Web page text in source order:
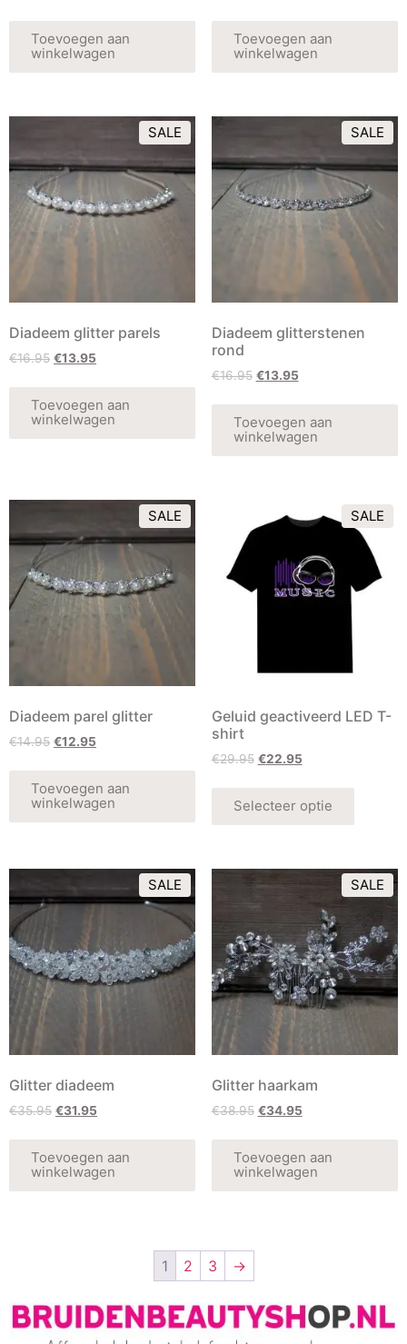
Toevoegen aan
winkelwagen
Toevoegen aan
winkelwagen
SALE
Diadeem glitter parels
€16.95 €13.95
Toevoegen aan
winkelwagen
SALE
Diadeem glitterstenen
rond
€16.95 €13.95
Toevoegen aan
winkelwagen
SALE
Diadeem parel glitter
€14.95 €12.95
Toevoegen aan
winkelwagen
SALE
Geluid geactiveerd LED T-
shirt
€29.95 €22.95
Selecteer optie
SALE
Glitter diadeem
€35.95 €31.95
Toevoegen aan
winkelwagen
SALE
Glitter haarkam
€38.95 €34.95
Toevoegen aan
winkelwagen
1 2 3 →